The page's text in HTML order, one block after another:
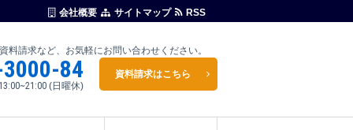
会社概要 サイトマップ RSS
料請求など、お気軽にお問い合わせください。
84
(日曜休)
資料請求はこちら